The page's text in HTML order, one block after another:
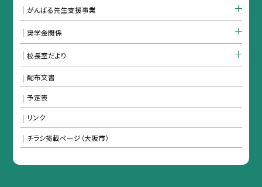
がんばる先生支援事業
奨学金関係
校長室だより
配布文書
予定表
リンク
チラシ掲載ページ（大阪市）